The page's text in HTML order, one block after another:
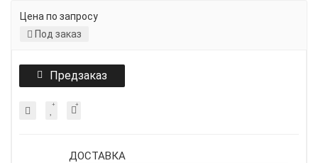
Цена по запросу
Под заказ
Предзаказ
ДОСТАВКА